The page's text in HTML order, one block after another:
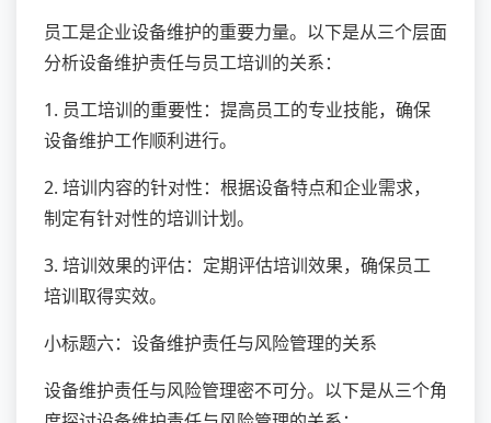
员工是企业设备维护的重要力量。以下是从三个层面
分析设备维护责任与员工培训的关系：
1. 员工培训的重要性：提高员工的专业技能，确保
设备维护工作顺利进行。
2. 培训内容的针对性：根据设备特点和企业需求，
制定有针对性的培训计划。
3. 培训效果的评估：定期评估培训效果，确保员工
培训取得实效。
小标题六：设备维护责任与风险管理的关系
设备维护责任与风险管理密不可分。以下是从三个角